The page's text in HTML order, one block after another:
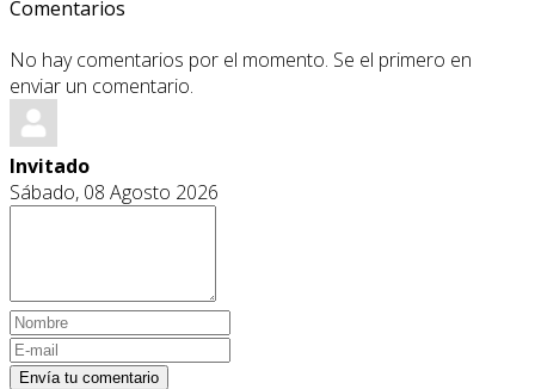
Comentarios
No hay comentarios por el momento. Se el primero en
enviar un comentario.
Invitado
Sábado, 08 Agosto 2026
Envía tu comentario